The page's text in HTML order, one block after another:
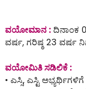
ವಯೋಮಾನ : ದಿನಾಂಕ
ವರ್ಷ, ಗರಿಷ್ಠ 23 ವರ್ಷ
ವಯೋಮಿತಿ ಸಡಿಲಿಕೆ :
• ಎಸ್ಸಿ, ಎಸ್ಟಿ